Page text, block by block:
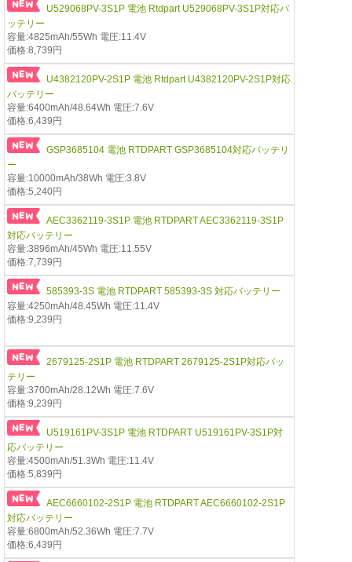
U529068PV-3S1P 電池 Rtdpart U529068PV-3S1P対応バ
ッテリー
容量:4825mAh/55Wh 電圧:11.4V
価格:8,739円
U4382120PV-2S1P 電池 Rtdpart U4382120PV-2S1P対応
バッテリー
容量:6400mAh/48.64Wh 電圧:7.6V
価格:6,439円
GSP3685104 電池 RTDPART GSP3685104対応バッテリ
ー
容量:10000mAh/38Wh 電圧:3.8V
価格:5,240円
AEC3362119-3S1P 電池 RTDPART AEC3362119-3S1P
対応バッテリー
容量:3896mAh/45Wh 電圧:11.55V
価格:7,739円
585393-3S 電池 RTDPART 585393-3S 対応バッテリー
容量:4250mAh/48.45Wh 電圧:11.4V
価格:9,239円
2679125-2S1P 電池 RTDPART 2679125-2S1P対応バッ
テリー
容量:3700mAh/28.12Wh 電圧:7.6V
価格:9,239円
U519161PV-3S1P 電池 RTDPART U519161PV-3S1P対
応バッテリー
容量:4500mAh/51.3Wh 電圧:11.4V
価格:5,839円
AEC6660102-2S1P 電池 RTDPART AEC6660102-2S1P
対応バッテリー
容量:6800mAh/52.36Wh 電圧:7.7V
価格:6,439円